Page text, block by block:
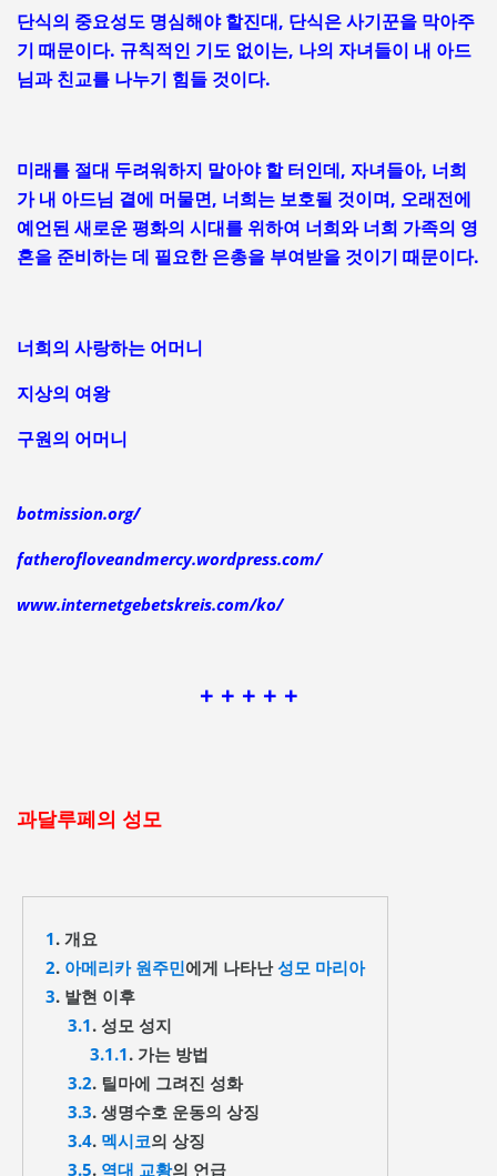
단식의 중요성도 명심해야 할진대, 단식은 사기꾼을 막아주
기 때문이다. 규칙적인 기도 없이는, 나의 자녀들이 내 아드
님과 친교를 나누기 힘들 것이다.
미래를 절대 두려워하지 말아야 할 터인데, 자녀들아, 너희
가 내 아드님 곁에 머물면, 너희는 보호될 것이며, 오래전에
예언된 새로운 평화의 시대를 위하여 너희와 너희 가족의 영
혼을 준비하는 데 필요한 은총을 부여받을 것이기 때문이다.
너희의 사랑하는 어머니
지상의 여왕
구원의 어머니
botmission.org/
fatherofloveandmercy.wordpress.com/
www.internetgebetskreis.com/ko/
+ + + + +
과달루페의 성모
1. 개요
2. 아메리카 원주민에게 나타난성모 마리아
3. 발현 이후
3.1. 성모 성지
3.1.1. 가는 방법
3.2. 틸마에 그려진 성화
3.3. 생명수호 운동의 상징
3.4. 멕시코의 상징
3.5. 역대 교황의 언급